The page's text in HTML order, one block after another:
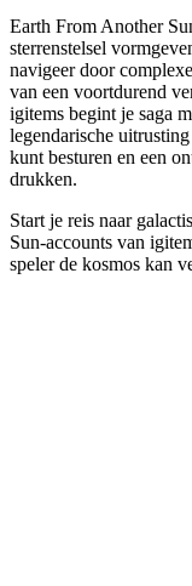
Earth From Another
sterrenstelsel
navigeer door
van een voortdurend
igitems begint je saga
legendarische
kunt besturen en een
drukken.
Start je reis naar
Sun-accounts van
speler de kosmos kan